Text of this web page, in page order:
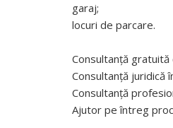
garaj;
locuri de parcare.
Consultanță
Consultanță juridică
Consultanță
Ajutor pe întreg